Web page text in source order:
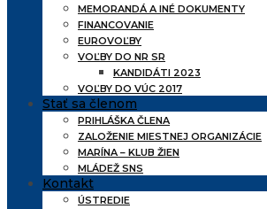
MEMORANDÁ A INÉ DOKUMENTY
FINANCOVANIE
EUROVOĽBY
VOĽBY DO NR SR
KANDIDÁTI 2023
VOĽBY DO VÚC 2017
Stať sa členom
PRIHLÁŠKA ČLENA
ZALOŽENIE MIESTNEJ ORGANIZÁCIE
MARÍNA – KLUB ŽIEN
MLÁDEŽ SNS
Kontakt
ÚSTREDIE